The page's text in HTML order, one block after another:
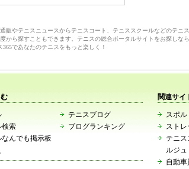
やテニスニュースからテニスコート、テニススクールなどのテニ
ら探すこともできます。テニスの総合ポータルサイトをお探しな
であなたのテニスをもっと楽しく！
検索
んでも掲示板
テニスブログ
ブログランキング
関連サイ
スポル
ストレ
テニス
ルジュ
自動車